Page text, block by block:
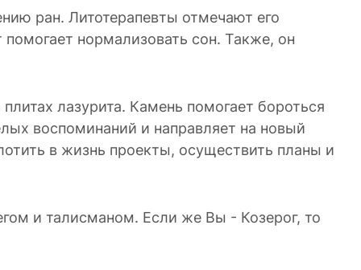
ран. Литотерапевты отмечают его
нормализовать сон. Также, он
лазурита. Камень помогает бороться
воспоминаний и направляет на новый
в жизнь проекты, осуществить планы и
и талисманом. Если же Вы - Козерог, то